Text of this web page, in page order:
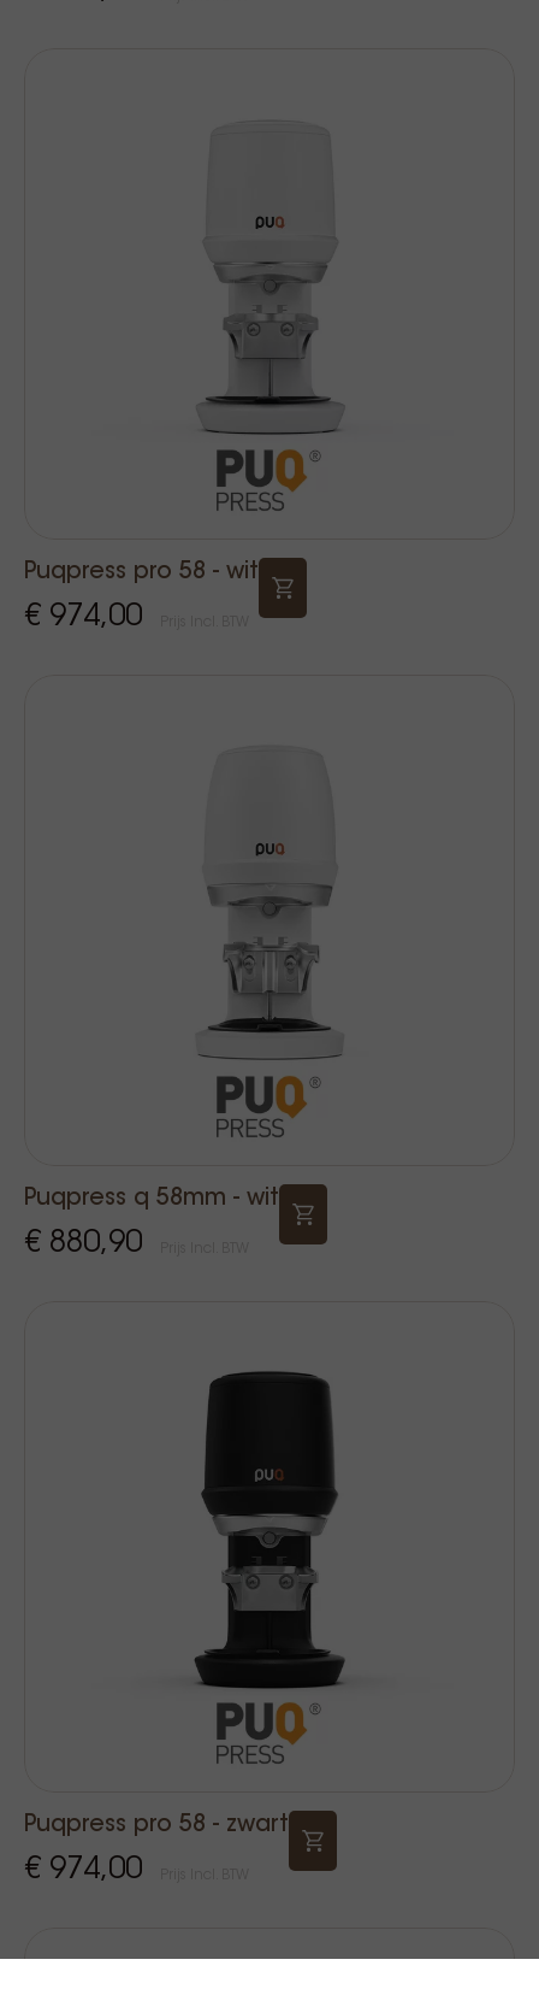
Puqpress pro 58 - wit
€ 974,00
Puqpress q 58mm - wit
€ 880,90
Puqpress pro 58 - zwart
€ 974,00